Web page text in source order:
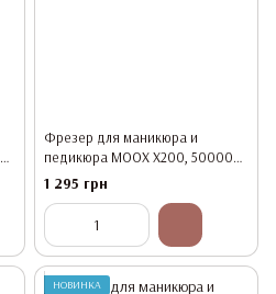
Фрезер для маникюра и
педикюра MOOX X200, 50000
об/мин, 70W, Белый
1 295 грн
НОВИНКА